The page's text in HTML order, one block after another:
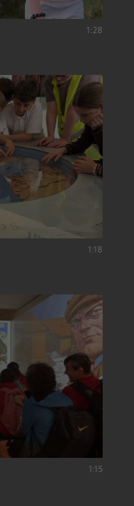
1:28
1:18
1:15